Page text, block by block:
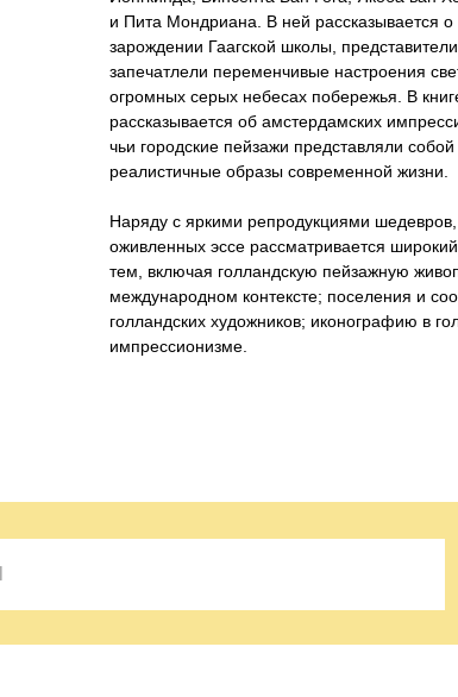
и Пита Мондриана. В ней рассказывается о
зарождении Гаагской школы,
запечатлели переменчивые настроения
огромных серых небесах побережья. В
рассказывается об амстердамских
чьи городские пейзажи представляли собой
реалистичные образы современной жизни.
Наряду с яркими репродукциями
оживленных эссе рассматривается
тем, включая голландскую пейзажную
международном контексте; поселения и
голландских художников; иконографию в
импрессионизме.